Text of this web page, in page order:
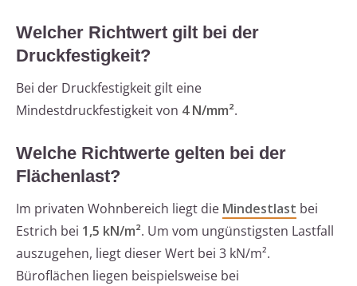
Welcher Richtwert gilt bei der
Druckfestigkeit?
Bei der Druckfestigkeit gilt eine
Mindestdruckfestigkeit von 4 N/mm².
Welche Richtwerte gelten bei der
Flächenlast?
Im privaten Wohnbereich liegt die Mindestlast bei
Estrich bei 1,5 kN/m². Um vom ungünstigsten Lastfall
auszugehen, liegt dieser Wert bei 3 kN/m².
Büroflächen liegen beispielsweise bei